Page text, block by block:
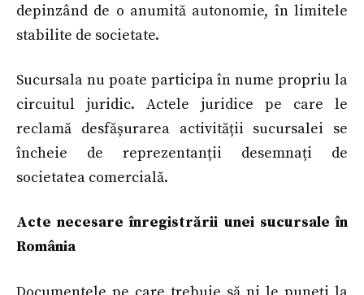
depinzând de o anumită autonomie, în limitele
stabilite de societate.
Sucursala nu poate participa în nume propriu la
circuitul juridic. Actele juridice pe care le
reclamă desfășurarea activității sucursalei se
încheie de reprezentanții desemnați de
societatea comercială.
Acte necesare înregistrării unei sucursale în
România